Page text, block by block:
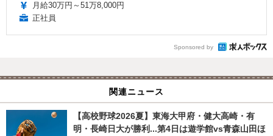
月給30万円～51万8,000円
正社員
Sponsored by
関連ニュース
【高校野球2026夏】東海大甲府・健大高崎・有
明・長崎日大が勝利...第4日は遊学館vs青森山田ほ